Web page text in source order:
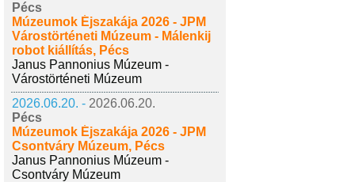
Pécs
Múzeumok Éjszakája 2026 - JPM
Várostörténeti Múzeum - Málenkij
robot kiállítás, Pécs
Janus Pannonius Múzeum -
Várostörténeti Múzeum
2026.06.20. - 2026.06.20.
Pécs
Múzeumok Éjszakája 2026 - JPM
Csontváry Múzeum, Pécs
Janus Pannonius Múzeum -
Csontváry Múzeum